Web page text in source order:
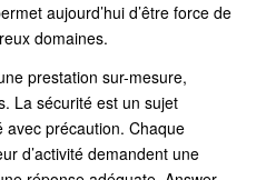
aujourd’hui d’être force de
domaines.
prestation sur-mesure,
La sécurité est un sujet
précaution. Chaque
d’activité demandent une